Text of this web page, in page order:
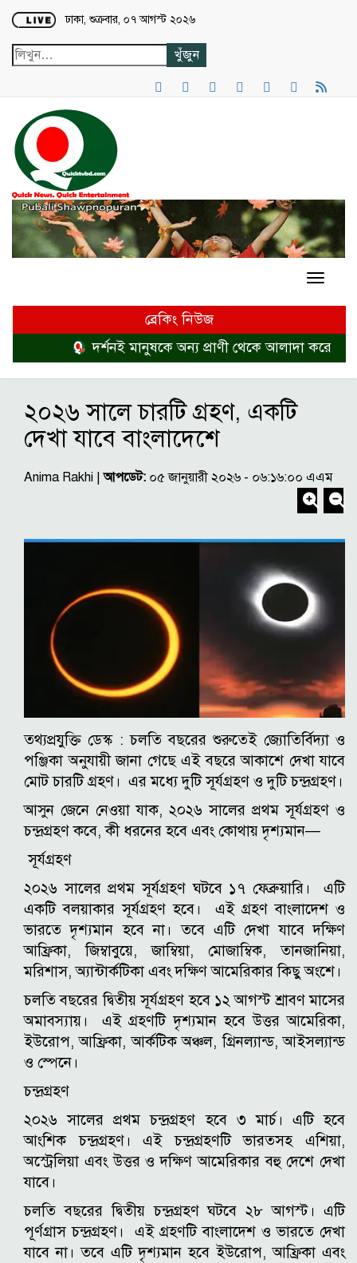
Loading...
ঢাকা, শুক্রবার, ০৭ আগস্ট ২০২৬
ব্রেকিং নিউজ
দর্শনই মানুষকে অন্য প্রাণী থেকে আলাদা করে
২০২৬ সালে চারটি গ্রহণ, একটি
দেখা যাবে বাংলাদেশে
Anima Rakhi |আপডেট: ০৫ জানুয়ারী ২০২৬ - ০৬:১৬:০০ এএম
তথ্যপ্রযুক্তি ডেস্ক :চলতি বছরের শুরুতেই জ্যোতির্বিদ্যা ও
পঞ্জিকা অনুযায়ী জানা গেছে এই বছরে আকাশে দেখা যাবে
মোট চারটি গ্রহণ। এর মধ্যে দুটি সূর্যগ্রহণ ও দুটি চন্দ্রগ্রহণ।
আসুন জেনে নেওয়া যাক, ২০২৬ সালের প্রথম সূর্যগ্রহণ ও
চন্দ্রগ্রহণ কবে, কী ধরনের হবে এবং কোথায় দৃশ্যমান—
সূর্যগ্রহণ
২০২৬ সালের প্রথম সূর্যগ্রহণ ঘটবে ১৭ ফেব্রুয়ারি। এটি
একটি বলয়াকার সূর্যগ্রহণ হবে। এই গ্রহণ বাংলাদেশ ও
ভারতে দৃশ্যমান হবে না। তবে এটি দেখা যাবে দক্ষিণ
আফ্রিকা, জিম্বাবুয়ে, জাম্বিয়া, মোজাম্বিক, তানজানিয়া,
মরিশাস, অ্যান্টার্কটিকা এবং দক্ষিণ আমেরিকার কিছু অংশে।
চলতি বছরের দ্বিতীয় সূর্যগ্রহণ হবে ১২ আগস্ট শ্রাবণ মাসের
অমাবস্যায়। এই গ্রহণটি দৃশ্যমান হবে উত্তর আমেরিকা,
ইউরোপ, আফ্রিকা, আর্কটিক অঞ্চল, গ্রিনল্যান্ড, আইসল্যান্ড
ও স্পেনে।
চন্দ্রগ্রহণ
২০২৬ সালের প্রথম চন্দ্রগ্রহণ হবে ৩ মার্চ। এটি হবে
আংশিক চন্দ্রগ্রহণ। এই চন্দ্রগ্রহণটি ভারতসহ এশিয়া,
অস্ট্রেলিয়া এবং উত্তর ও দক্ষিণ আমেরিকার বহু দেশে দেখা
যাবে।
চলতি বছরের দ্বিতীয় চন্দ্রগ্রহণ ঘটবে ২৮ আগস্ট। এটি
পূর্ণগ্রাস চন্দ্রগ্রহণ। এই গ্রহণটি বাংলাদেশ ও ভারতে দেখা
যাবে না। তবে এটি দৃশ্যমান হবে ইউরোপ, আফ্রিকা এবং